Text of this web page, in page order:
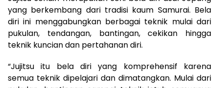
yang berkembang dari tradisi kaum Samurai. Bela
diri ini menggabungkan berbagai teknik mulai dari
pukulan, tendangan, bantingan, cekikan hingga
teknik kuncian dan pertahanan diri.
“Jujitsu itu bela diri yang komprehensif karena
semua teknik dipelajari dan dimatangkan. Mulai dari